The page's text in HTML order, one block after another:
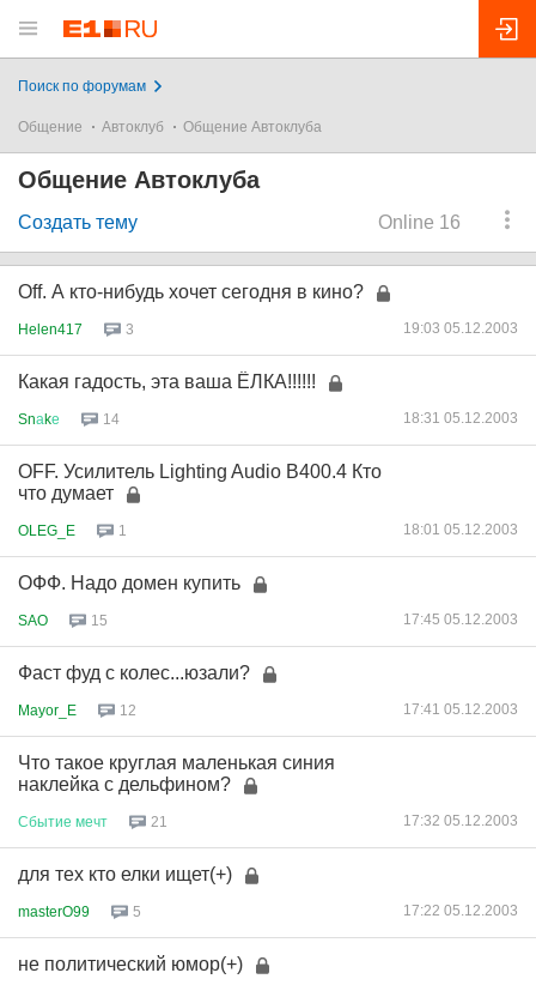
Поиск по форумам
Общение Автоклуб Общение Автоклуба
Общение Автоклуба
Online 16
Создать тему
Off. А кто-нибудь хочет сегодня в кино?
Helen417 3 19:03 05.12.2003
Какая гадость, эта ваша ЁЛКА!!!!!!
Snаkе 14 18:31 05.12.2003
OFF. Усилитель Lighting Audio B400.4 Кто
что думает
OLEG_E 1 18:01 05.12.2003
ОФФ. Надо домен купить
SAO 15 17:45 05.12.2003
Фаст фуд с колес...юзали?
Mayor_E 12 17:41 05.12.2003
Что такое круглая маленькая синия
наклейка с дельфином?
Сбытие мечт 21 17:32 05.12.2003
для тех кто елки ищет(+)
masterO99 5 17:22 05.12.2003
не политический юмор(+)